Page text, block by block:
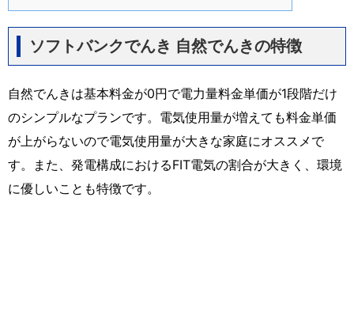
ソフトバンクでんき 自然でんきの特徴
自然でんきは基本料金が0円で電力量料金単価が1段階だけ
のシンプルなプランです。電気使用量が増えても料金単価
が上がらないので電気使用量が大きな家庭にオススメで
す。また、発電構成におけるFIT電気の割合が大きく、環境
に優しいことも特徴です。